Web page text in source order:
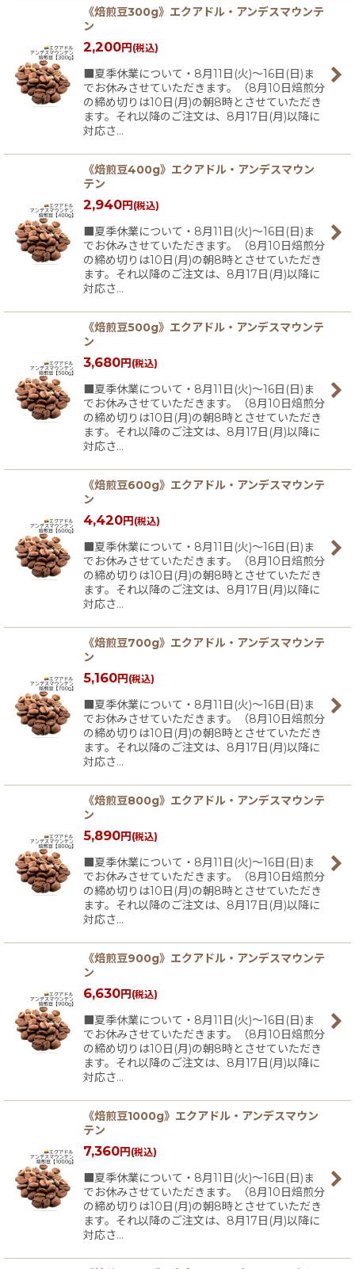
《焙煎豆300g》エクアドル・アンデスマウンテ
ン
2,200円(税込)
■夏季休業について・8月11日(火)〜16日(日)ま
でお休みさせていただきます。（8月10日焙煎分
の締め切りは10日(月)の朝8時とさせていただき
ます。それ以降のご注文は、8月17日(月)以降に
対応さ…
《焙煎豆400g》エクアドル・アンデスマウン
テン
2,940円(税込)
■夏季休業について・8月11日(火)〜16日(日)ま
でお休みさせていただきます。（8月10日焙煎分
の締め切りは10日(月)の朝8時とさせていただき
ます。それ以降のご注文は、8月17日(月)以降に
対応さ…
《焙煎豆500g》エクアドル・アンデスマウンテ
ン
3,680円(税込)
■夏季休業について・8月11日(火)〜16日(日)ま
でお休みさせていただきます。（8月10日焙煎分
の締め切りは10日(月)の朝8時とさせていただき
ます。それ以降のご注文は、8月17日(月)以降に
対応さ…
《焙煎豆600g》エクアドル・アンデスマウンテ
ン
4,420円(税込)
■夏季休業について・8月11日(火)〜16日(日)ま
でお休みさせていただきます。（8月10日焙煎分
の締め切りは10日(月)の朝8時とさせていただき
ます。それ以降のご注文は、8月17日(月)以降に
対応さ…
《焙煎豆700g》エクアドル・アンデスマウンテ
ン
5,160円(税込)
■夏季休業について・8月11日(火)〜16日(日)ま
でお休みさせていただきます。（8月10日焙煎分
の締め切りは10日(月)の朝8時とさせていただき
ます。それ以降のご注文は、8月17日(月)以降に
対応さ…
《焙煎豆800g》エクアドル・アンデスマウンテ
ン
5,890円(税込)
■夏季休業について・8月11日(火)〜16日(日)ま
でお休みさせていただきます。（8月10日焙煎分
の締め切りは10日(月)の朝8時とさせていただき
ます。それ以降のご注文は、8月17日(月)以降に
対応さ…
《焙煎豆900g》エクアドル・アンデスマウンテ
ン
6,630円(税込)
■夏季休業について・8月11日(火)〜16日(日)ま
でお休みさせていただきます。（8月10日焙煎分
の締め切りは10日(月)の朝8時とさせていただき
ます。それ以降のご注文は、8月17日(月)以降に
対応さ…
《焙煎豆1000g》エクアドル・アンデスマウン
テン
7,360円(税込)
■夏季休業について・8月11日(火)〜16日(日)ま
でお休みさせていただきます。（8月10日焙煎分
の締め切りは10日(月)の朝8時とさせていただき
ます。それ以降のご注文は、8月17日(月)以降に
対応さ…